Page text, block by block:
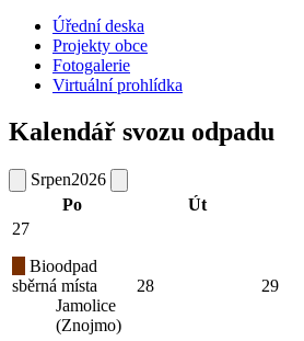
Úřední deska
Projekty obce
Fotogalerie
Virtuální prohlídka
Kalendář svozu odpadu
Srpen2026
Po
Út
27
Bioodpad
sběrná místa
Jamolice
(Znojmo)
28 29